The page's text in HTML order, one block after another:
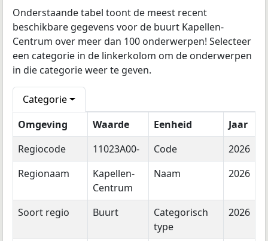
Onderstaande tabel toont de meest recent
beschikbare gegevens voor de buurt Kapellen-
Centrum over meer dan 100 onderwerpen! Selecteer
een categorie in de linkerkolom om de onderwerpen
in die categorie weer te geven.
Categorie
Omgeving
Waarde Eenheid
Jaar
Regiocode
11023A00- Code
2026
Regionaam
Kapellen-
Centrum
Naam 2026
Soort regio Buurt
Categorisch
type
2026